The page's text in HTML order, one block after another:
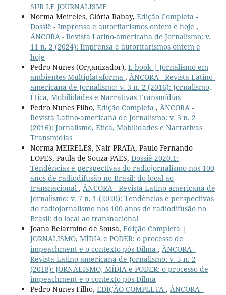
SUR LE JOURNALISME
Norma Meireles, Glória Rabay, Edição Completa -
Dossiê - Imprensa e autoritarismos ontem e hoje ,
ÂNCORA - Revista Latino-americana de Jornalismo: v.
11 n. 2 (2024): Imprensa e autoritarismos ontem e
hoje
Pedro Nunes (Organizador), E-book | Jornalismo em
ambientes Multiplataforma , ÂNCORA - Revista Latino-
americana de Jornalismo: v. 3 n. 2 (2016): Jornalismo,
Ética, Mobilidades e Narrativas Transmídias
Pedro Nunes Filho, Edição Completa , ÂNCORA -
Revista Latino-americana de Jornalismo: v. 3 n. 2
(2016): Jornalismo, Ética, Mobilidades e Narrativas
Transmídias
Norma MEIRELES, Nair PRATA, Paulo Fernando
LOPES, Paula de Souza PAES, Dossiê 2020.1:
Tendências e perspectivas do radiojornalismo nos 100
anos de radiodifusão no Brasil: do local ao
transnacional , ÂNCORA - Revista Latino-americana de
Jornalismo: v. 7 n. 1 (2020): Tendências e perspectivas
do radiojornalismo nos 100 anos de radiodifusão no
Brasil: do local ao transnacional
Joana Belarmino de Sousa, Edição Completa |
JORNALISMO, MÍDIA e PODER: o processo de
impeachment e o contexto pós-Dilma , ÂNCORA -
Revista Latino-americana de Jornalismo: v. 5 n. 2
(2018): JORNALISMO, MÍDIA e PODER: o processo de
impeachment e o contexto pós-Dilma
Pedro Nunes Filho, EDIÇÃO COMPLETA , ÂNCORA -